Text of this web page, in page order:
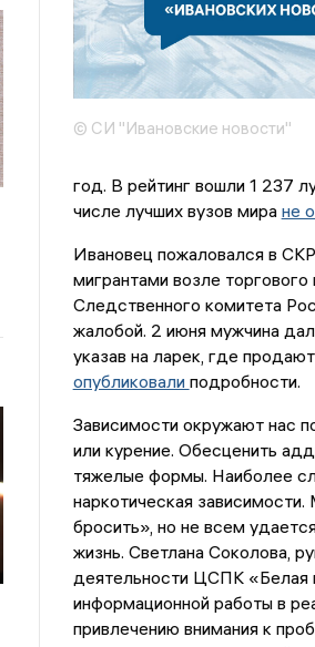
© СИ "Ивановские новости"
год. В рейтинг вошли 1 237
числе лучших вузов мира не
Ивановец пожаловался в
мигрантами возле
Следственного комитета
жалобой. 2 июня мужчина
указав на ларек, где
опубликовали подробности.
Зависимости окружают нас
или курение. Обесценить
тяжелые формы. Наиболее
наркотическая
бросить», но не всем
жизнь. Светлана Соколова,
деятельности ЦСПК «Белая
информационной работы в
привлечению внимания к